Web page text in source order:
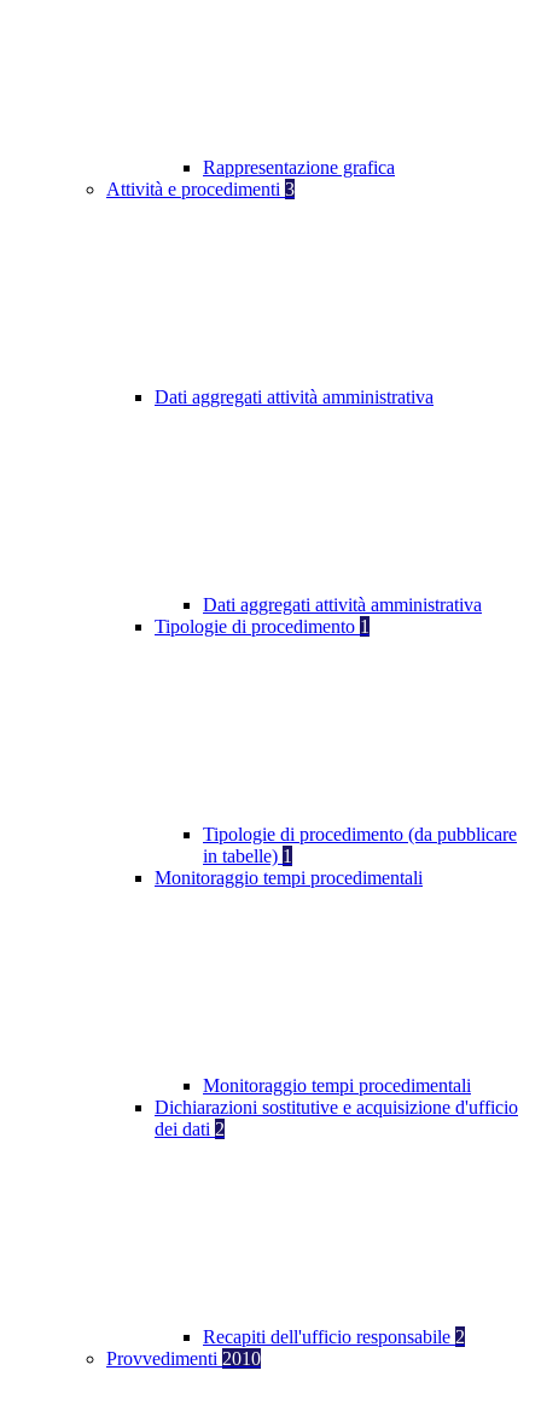
Rappresentazione grafica
Attività e procedimenti 3
Dati aggregati attività amministrativa
Dati aggregati attività amministrativa
Tipologie di procedimento 1
Tipologie di procedimento (da pubblicare
in tabelle) 1
Monitoraggio tempi procedimentali
Monitoraggio tempi procedimentali
Dichiarazioni sostitutive e acquisizione d'ufficio
dei dati 2
Recapiti dell'ufficio responsabile 2
Provvedimenti 2010